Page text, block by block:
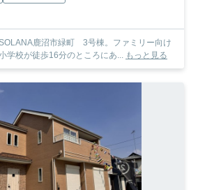
鹿沼市緑町 3号棟。ファミリー向け
学校が徒歩16分のところにあ... もっと見る